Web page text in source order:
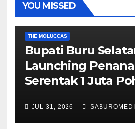
YOU MISSED
THE MOLUCCAS
Bupati Buru
Launching
Serentak 1 Juta
JUL 31, 2026
AMBON METRO JURNALISME AKTIVIS
POLITIK & PEMERINTAHAN